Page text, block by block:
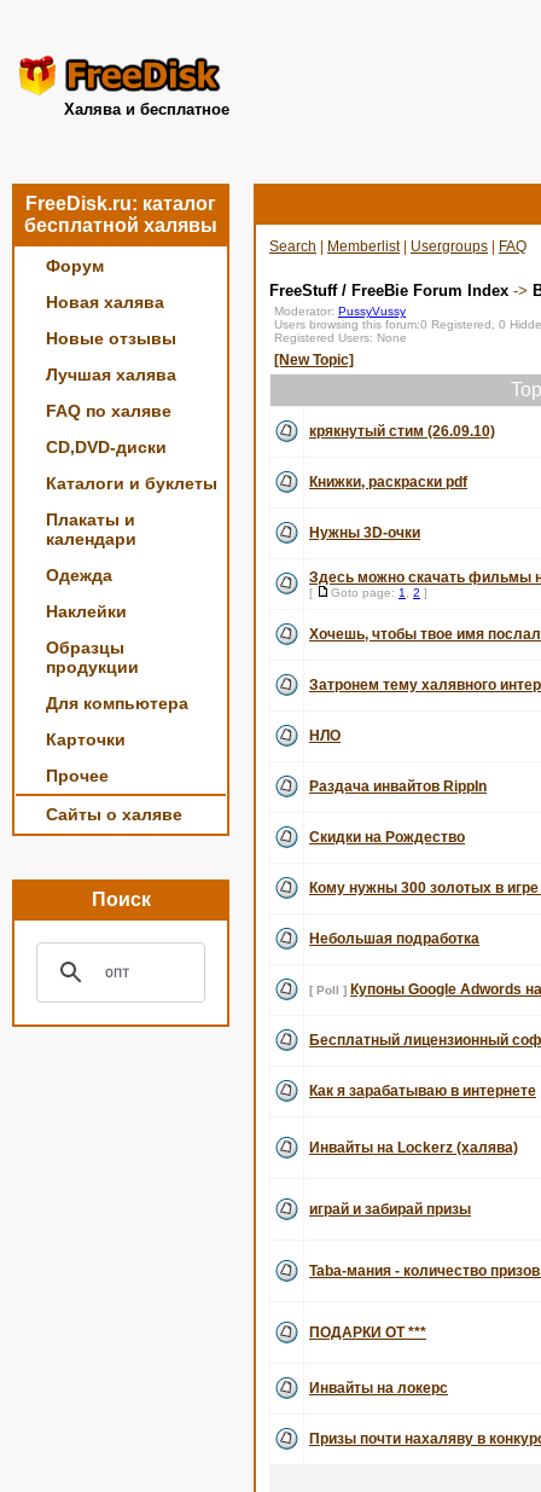
Халява и бесплатное
FreeDisk.ru: каталог
бесплатной халявы
Форум
Новая халява
Новые отзывы
Лучшая халява
FAQ по халяве
CD,DVD-диски
Каталоги и буклеты
Плакаты и
календари
Одежда
Наклейки
Образцы
продукции
Для компьютера
Карточки
Прочее
Сайты о халяве
Поиск
Search Memberlist| Usergroups FAQ
FreeStuff / FreeBie Forum Index ->
Moderator: PussyVussy
Users browsing this forum:0 Registered, 0
Registered Users: None
[New Topic]
крякнутый стим (26.09.10)
Книжки, раскраски pdf
Нужны 3D-очки
Здесь можно скачать фильмы
[ Goto page: 1 2 ]
Хочешь, чтобы твое имя
Затронем тему халявного
НЛО
Раздача инвайтов RippIn
Скидки на Рождество
Кому нужны 300 золотых в
Небольшая подработка
[ Poll ] Купоны Google Adwords
Бесплатный лицензионный
Как я зарабатываю в интернете
Инвайты на Lockerz (халява)
играй и забирай призы
Taba-мания - количество
ПОДАРКИ ОТ ***
Инвайты на локерс
Призы почти нахаляву в